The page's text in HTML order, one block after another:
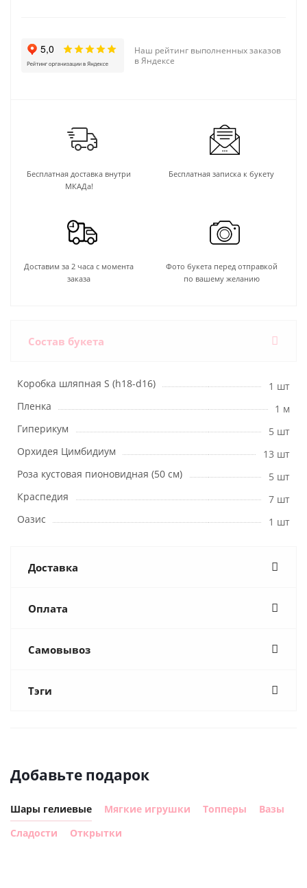
Наш рейтинг выполненных заказов
в Яндексе
Бесплатная доставка внутри
МКАДа!
Бесплатная записка к букету
Доставим за 2 часа с момента
заказа
Фото букета перед отправкой
по вашему желанию
Состав букета
Коробка шляпная S (h18-d16)
1 шт
Пленка
1 м
Гиперикум
5 шт
Орхидея Цимбидиум
13 шт
Роза кустовая пионовидная (50 см)
5 шт
Краспедия
7 шт
Оазис
1 шт
Доставка
Оплата
Самовывоз
Тэги
Добавьте подарок
Шары гелиевые Мягкие игрушки Топперы
Вазы
Сладости
Открытки